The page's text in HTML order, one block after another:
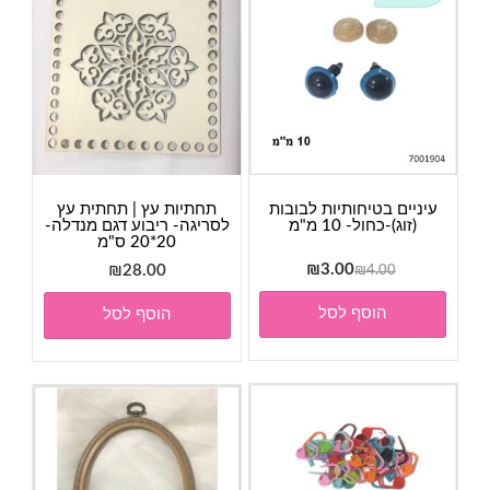
עיניים בטיחותיות לבובות
(זוג)-כחול- 10 מ"מ
₪4.00
המחיר
המקורי
היה:
₪4.00.
₪3.00
הנוכחי
₪3.00.
הוסף לסל
תחתיות עץ | תחתית עץ
לסריגה- ריבוע דגם מנדלה-
20*20 ס"מ
₪28.00
הוסף לסל